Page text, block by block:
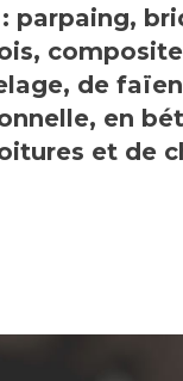
parpaing,
de
en
et de